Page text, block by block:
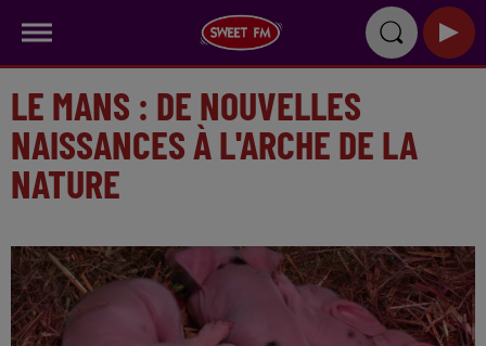
LE MANS : DE NOUVELLES
NAISSANCES À L'ARCHE DE LA
NATURE